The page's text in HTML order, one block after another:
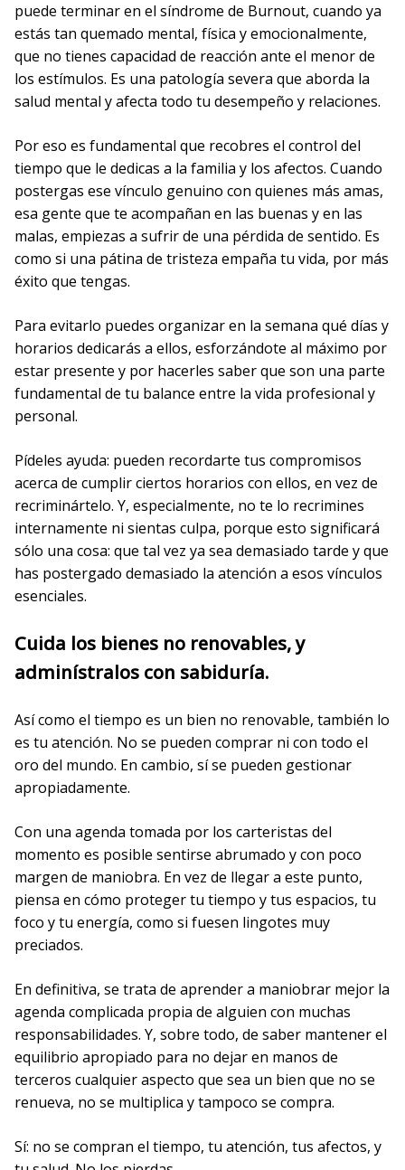
puede terminar en el síndrome de Burnout, cuando ya
estás tan quemado mental, física y emocionalmente,
que no tienes capacidad de reacción ante el menor de
los estímulos. Es una patología severa que aborda la
salud mental y afecta todo tu desempeño y relaciones.
Por eso es fundamental que recobres el control del
tiempo que le dedicas a la familia y los afectos. Cuando
postergas ese vínculo genuino con quienes más amas,
esa gente que te acompañan en las buenas y en las
malas, empiezas a sufrir de una pérdida de sentido. Es
como si una pátina de tristeza empaña tu vida, por más
éxito que tengas.
Para evitarlo puedes organizar en la semana qué días y
horarios dedicarás a ellos, esforzándote al máximo por
estar presente y por hacerles saber que son una parte
fundamental de tu balance entre la vida profesional y
personal.
Pídeles ayuda: pueden recordarte tus compromisos
acerca de cumplir ciertos horarios con ellos, en vez de
recriminártelo. Y, especialmente, no te lo recrimines
internamente ni sientas culpa, porque esto significará
sólo una cosa: que tal vez ya sea demasiado tarde y que
has postergado demasiado la atención a esos vínculos
esenciales.
Cuida los bienes no renovables, y
adminístralos con sabiduría.
Así como el tiempo es un bien no renovable, también lo
es tu atención. No se pueden comprar ni con todo el
oro del mundo. En cambio, sí se pueden gestionar
apropiadamente.
Con una agenda tomada por los carteristas del
momento es posible sentirse abrumado y con poco
margen de maniobra. En vez de llegar a este punto,
piensa en cómo proteger tu tiempo y tus espacios, tu
foco y tu energía, como si fuesen lingotes muy
preciados.
En definitiva, se trata de aprender a maniobrar mejor la
agenda complicada propia de alguien con muchas
responsabilidades. Y, sobre todo, de saber mantener el
equilibrio apropiado para no dejar en manos de
terceros cualquier aspecto que sea un bien que no se
renueva, no se multiplica y tampoco se compra.
Sí: no se compran el tiempo, tu atención, tus afectos, y